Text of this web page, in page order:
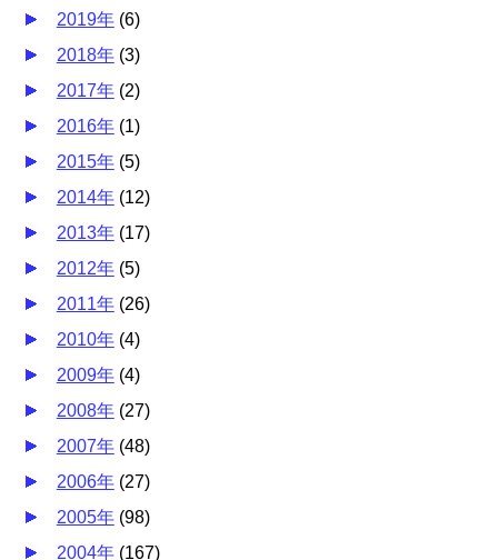
2019年 (6)
2018年 (3)
2017年 (2)
2016年 (1)
2015年 (5)
2014年 (12)
2013年 (17)
2012年 (5)
2011年 (26)
2010年 (4)
2009年 (4)
2008年 (27)
2007年 (48)
2006年 (27)
2005年 (98)
2004年 (167)